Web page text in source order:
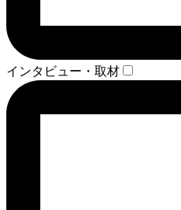
インタビュー・取材